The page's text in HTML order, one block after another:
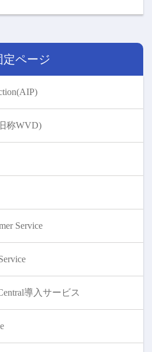
定ページ
称WVD)
Service
導入サービス